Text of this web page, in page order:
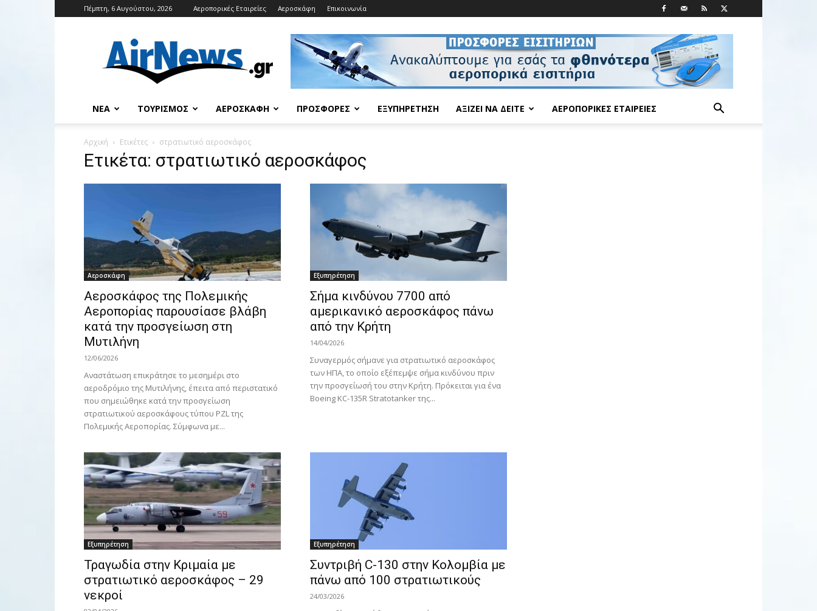
Πέμπτη, 6 Αυγούστου, 2026 Αεροπορικές Εταιρείες Αεροσκάφη Επικοινωνία
ΝΈΑ ΤΟΥΡΙΣΜΌΣ ΑΕΡΟΣΚΆΦΗ ΠΡΟΣΦΟΡΈΣ ΕΞΥΠΗΡΈΤΗΣΗ ΑΞΊΖΕΙ ΝΑ ΔΕΊΤΕ ΑΕΡΟΠΟΡΙΚΈΣ ΕΤΑΙΡΕΊΕΣ
Αρχική Ετικέτες στρατιωτικό αεροσκάφος
Ετικέτα: στρατιωτικό αεροσκάφος
Αεροσκάφη
Αεροσκάφος της Πολεμικής
Αεροπορίας παρουσίασε βλάβη
κατά την προσγείωση στη
Μυτιλήνη
12/06/2026
Αναστάτωση επικράτησε το μεσημέρι στο
αεροδρόμιο της Μυτιλήνης, έπειτα από περιστατικό
που σημειώθηκε κατά την προσγείωση
στρατιωτικού αεροσκάφους τύπου PZL της
Πολεμικής Αεροπορίας. Σύμφωνα με...
Εξυπηρέτηση
Σήμα κινδύνου 7700 από
αμερικανικό αεροσκάφος πάνω
από την Κρήτη
14/04/2026
Συναγερμός σήμανε για στρατιωτικό αεροσκάφος
των ΗΠΑ, το οποίο εξέπεμψε σήμα κινδύνου πριν
την προσγείωσή του στην Κρήτη. Πρόκειται για ένα
Boeing KC-135R Stratotanker της...
Εξυπηρέτηση
Τραγωδία στην Κριμαία με
στρατιωτικό αεροσκάφος – 29
νεκροί
Εξυπηρέτηση
Συντριβή C-130 στην Κολομβία με
πάνω από 100 στρατιωτικούς
24/03/2026